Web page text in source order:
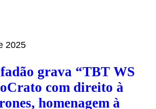
2025
grava “TBT WS
com direito à
homenagem à